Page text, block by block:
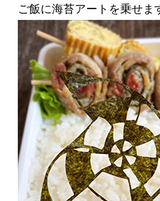
ご飯に海苔アートを乗せま